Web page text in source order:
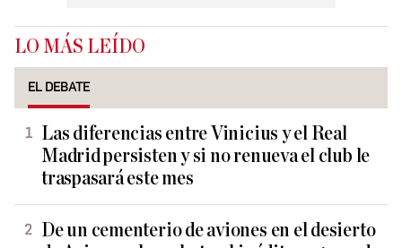
LO MÁS LEÍDO
EL DEBATE
Las diferencias entre Vinicius y el Real
Madrid persisten y si no renueva el club le
traspasará este mes
De un cementerio de aviones en el desierto